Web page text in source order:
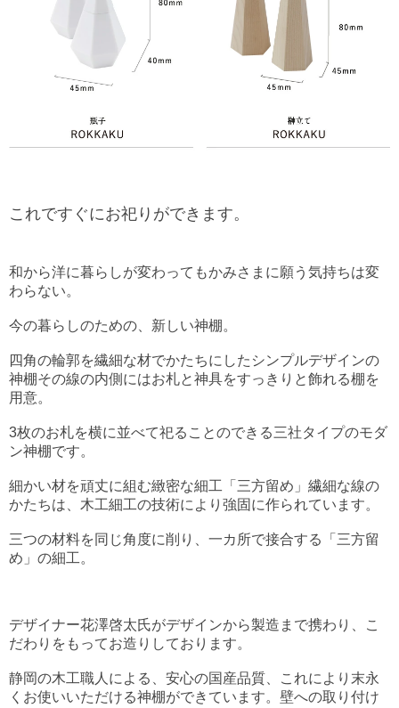
これですぐにお祀りができます。
和から洋に暮らしが変わってもかみさまに願う気持ちは変
わらない。
今の暮らしのための、新しい神棚。
四角の輪郭を繊細な材でかたちにしたシンプルデザインの
神棚その線の内側にはお札と神具をすっきりと飾れる棚を
用意。
3枚のお札を横に並べて祀ることのできる三社タイプのモダ
ン神棚です。
細かい材を頑丈に組む緻密な細工「三方留め」繊細な線の
かたちは、木工細工の技術により強固に作られています。
三つの材料を同じ角度に削り、一カ所で接合する「三方留
め」の細工。
デザイナー花澤啓太氏がデザインから製造まで携わり、こ
だわりをもってお造りしております。
静岡の木工職人による、安心の国産品質、これにより末永
くお使いいただける神棚ができています。壁への取り付け